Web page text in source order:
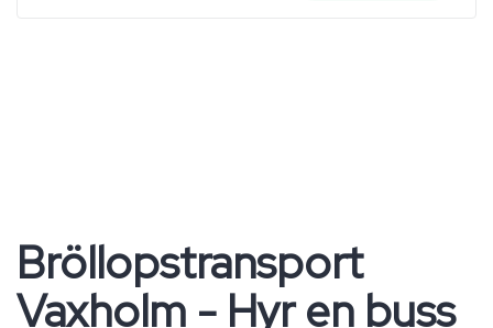
Bröllopstransport
Vaxholm - Hyr en buss